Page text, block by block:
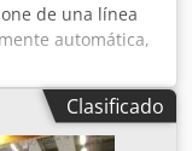
de una línea
automática,
longitudinal,
máximo: 10 000
de pistón con
g a 100 g,
Clasificado